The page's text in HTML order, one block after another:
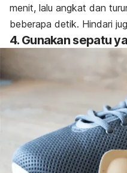
menit, lalu angkat dan
beberapa detik. Hindari
4. Gunakan sepatu